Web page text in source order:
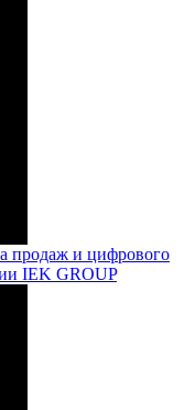
продаж и цифрового
IEK GROUP